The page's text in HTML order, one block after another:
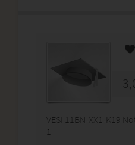
VESI 11BN-XX1-K19
1